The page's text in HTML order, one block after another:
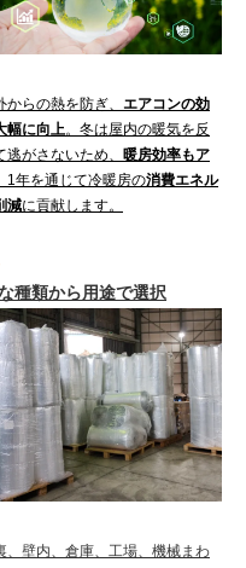
からの熱を防ぎ、 エアコンの効
幅に向上 。冬は屋内の暖気を反
逃がさないため、 暖房効率もア
1年を通じて冷暖房の消費エネル
減に貢献します。
種類から用途で選択
、壁内、倉庫、工場、機械まわ